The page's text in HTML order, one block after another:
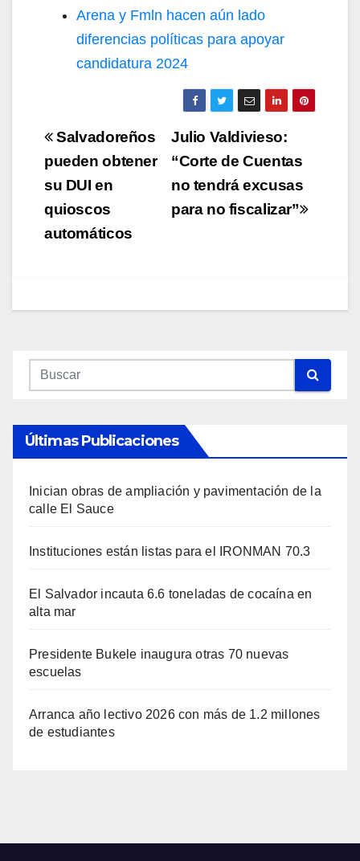
Arena y Fmln hacen aún lado
diferencias políticas para apoyar
candidatura 2024
Navegación
de
entradas
Julio Valdivieso:
“Corte de Cuentas
no tendrá excusas
para no fiscalizar”
Salvadoreños
pueden obtener
su DUI en
quioscos
automáticos
Últimas Publicaciones
Inician obras de ampliación y pavimentación de la
calle El Sauce
Instituciones están listas para el IRONMAN 70.3
El Salvador incauta 6.6 toneladas de cocaína en
alta mar
Presidente Bukele inaugura otras 70 nuevas
escuelas
Arranca año lectivo 2026 con más de 1.2 millones
de estudiantes